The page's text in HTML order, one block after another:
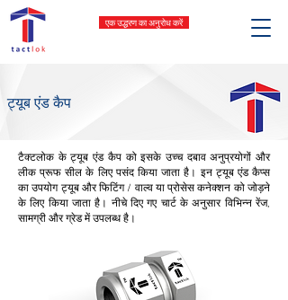
एक उद्धरण का अनुरोध करें
ट्यूब एंड कैप
टैक्टलोक के ट्यूब एंड कैप को इसके उच्च दबाव अनुप्रयोगों और
लीक प्रूफ सील के लिए पसंद किया जाता है। इन ट्यूब एंड कैप्स
का उपयोग ट्यूब और फिटिंग / वाल्व या प्रोसेस कनेक्शन को जोड़ने
के लिए किया जाता है। नीचे दिए गए चार्ट के अनुसार विभिन्न रेंज,
सामग्री और ग्रेड में उपलब्ध है।